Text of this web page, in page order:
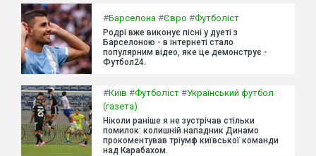
#Барселона #Євро #Футболіст
Родрі вже виконує пісні у дуеті з
Барселоною - в інтернеті стало
популярним відео, яке це демонструє -
Футбол24.
#Київ #Футболіст #Український футбол
(газета)
Ніколи раніше я не зустрічав стільки
помилок: колишній нападник Динамо
прокоментував тріумф київської команди
над Карабахом.